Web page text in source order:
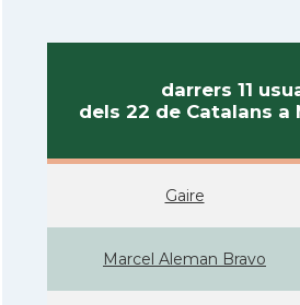
darrers 11
dels 22 de Catalans a
Gaire
Marcel Aleman Bravo